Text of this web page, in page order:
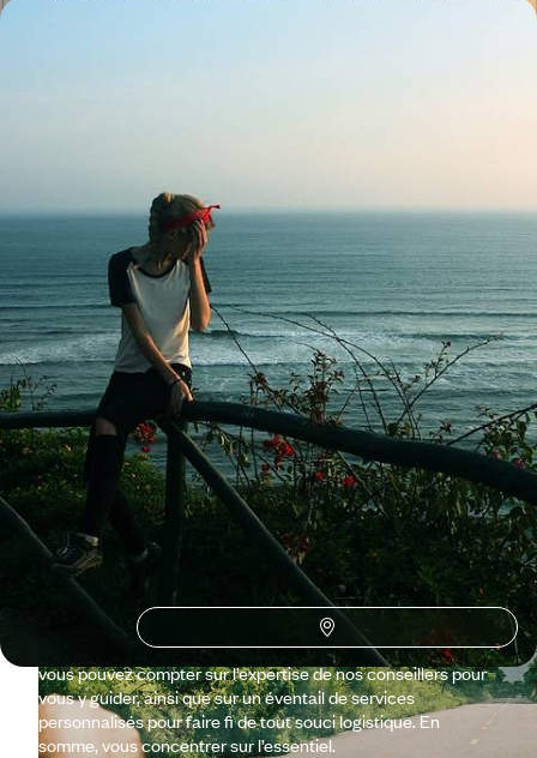
Toutes nos suggestions de voyages en Equateur (5)
Pourquoi partir avec
Voyageursen Equateur?
Il porte le nom d’une ligne imaginaire qui sépare le monde en
deux. Pourtant, l’Équateur est tout ce qu’il y a de plus réel.
Avec un pied dans chaque hémisphère, il a même de quoi
émerveiller. Des Andes à la côte Pacifique, des Galápagos à
l’Amazonie, ce petit pays fait le grand écart. Alors, par où
commencer ? Que vous voyagiez en solo, à deux ou en tribu,
vous pouvez compter sur l’expertise de nos conseillers pour
vous y guider, ainsi que sur un éventail de services
personnalisés pour faire fi de tout souci logistique. En
somme, vous concentrer sur l’essentiel.